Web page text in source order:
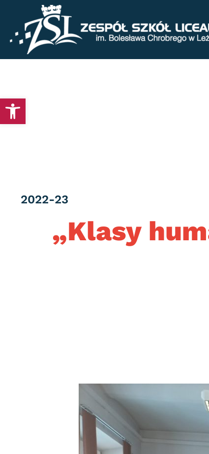
Otwórz pasek narzędzi
„Klasy
Category
2022-23